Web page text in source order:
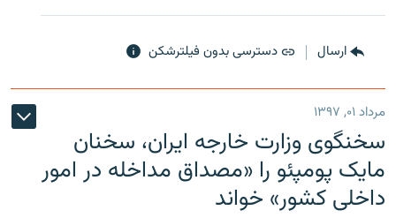
ارسال دسترسی بدون فیلترشکن
مرداد ۰۱, ۱۳۹۷
سخنگوی وزارت خارجه ایران، سخنان
مایک پومپئو را «مصداق مداخله در امور
داخلی کشور» خواند